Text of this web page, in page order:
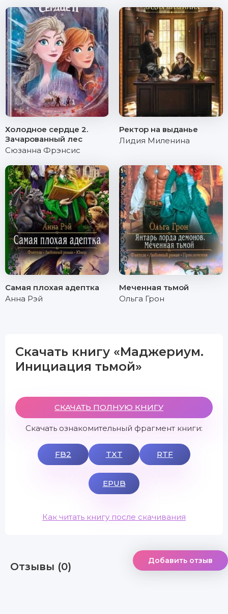
Холодное сердце 2.
Зачарованный лес
Сюзанна Фрэнсис
Ректор на выданье
Лидия Миленина
Самая плохая адептка
Анна Рэй
Меченная тьмой
Ольга Грон
Скачать книгу «Маджериум.
Инициация тьмой»
СКАЧАТЬ ПОЛНУЮ КНИГУ
Скачать ознакомительный фрагмент книги:
FB2 TXT RTF
EPUB
Как читать книгу после скачивания
Отзывы (0) Добавить отзыв